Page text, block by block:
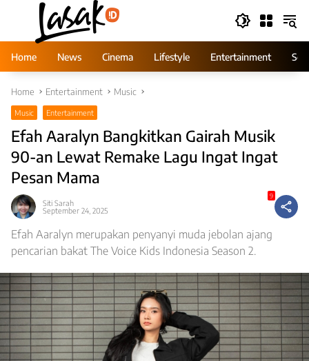
Home
News Cinema Lifestyle Entertainment
Home Entertainment Music
Music Entertainment
Efah Aaralyn Bangkitkan Gairah Musik
90-an Lewat Remake Lagu Ingat Ingat
Pesan Mama
Siti Sarah
September 24, 2025
9
Efah Aaralyn merupakan penyanyi muda jebolan ajang
pencarian bakat The Voice Kids Indonesia Season 2.